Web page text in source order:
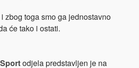
zbog toga smo ga jednostavno
će tako i ostati.
odjela predstavljen je na